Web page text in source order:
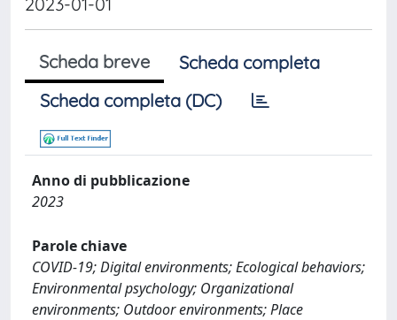
Scheda breve
Scheda completa
Scheda completa (DC)
Anno di pubblicazione
2023
Parole chiave
COVID-19; Digital environments; Ecological behaviors;
Environmental psychology; Organizational
environments; Outdoor environments; Place